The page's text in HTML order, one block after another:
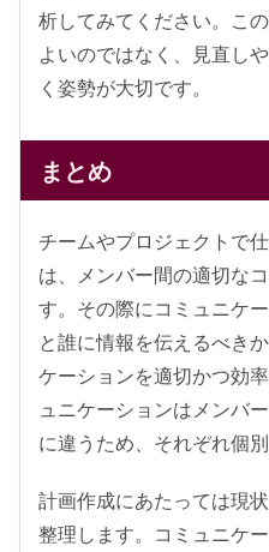
析してみてください。こ
よいのではなく、見直し
く姿勢が大切です。
まとめ
チームやプロジェクトで
は、メンバー間の適切な
す。その際にコミュニケ
と誰に情報を伝えるべき
ケーションを適切かつ効
ュニケーションはメンバ
に違うため、それぞれ個
計画作成にあたっては現
整理します。コミュニケ